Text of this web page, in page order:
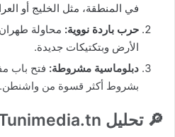
في المنطقة، مثل الخليج أو
حرب باردة نووية: محاولة
الأرض وبتكتيكات جديدة.
دبلوماسية مشروطة: فتح باب
بشروط أكثر قسوة من واشنطن.
🔎 تحليل Tunimedia.tn